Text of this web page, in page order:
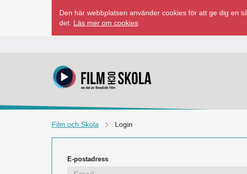
Den här webbplatsen använder cookies för att ge dig en
det. Läs mer om cookies
Film och Skola Login
E-postadress